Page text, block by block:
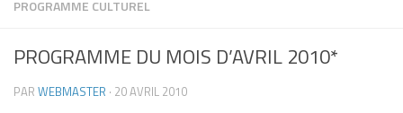
PROGRAMME CULTUREL
PROGRAMME DU MOIS D’AVRIL 2010*
PAR WEBMASTER · 20 AVRIL 2010